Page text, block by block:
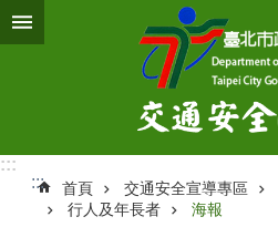
跳到主要內容區塊
:::
:::
首頁 交通安全宣導專區
行人及年長者
海報